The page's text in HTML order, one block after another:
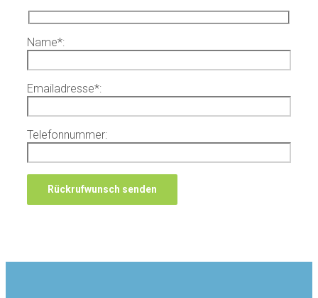
Name*:
Emailadresse*:
Telefonnummer: